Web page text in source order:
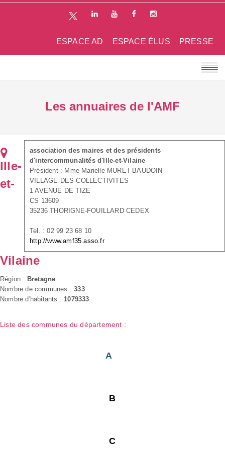
PRESSE
ESPACE ÉLUS
ESPACE AD
Les annuaires de l'AMF
association des maires et des présidents
d'intercommunalités d'Ille-et-Vilaine
Président : Mme Marielle MURET-BAUDOIN
VILLAGE DES COLLECTIVITES
1 AVENUE DE TIZE
CS 13609
35236 THORIGNE-FOUILLARD CEDEX
Tel. : 02 99 23 68 10
http://www.amf35.asso.fr
Ille-
et-
Vilaine
Région : Bretagne
Nombre de communes :333
Nombre d'habitants : 1079333
Liste des communes du département :
A
B
C